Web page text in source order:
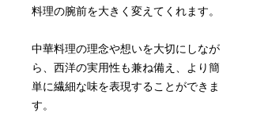
料理の腕前を大きく変えてくれます。
中華料理の理念や想いを大切にしなが
ら、西洋の実用性も兼ね備え、より簡
単に繊細な味を表現することができま
す。